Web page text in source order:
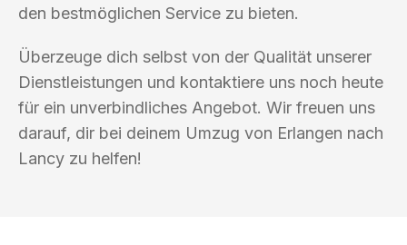
den bestmöglichen Service zu bieten.
Überzeuge dich selbst von der Qualität unserer
Dienstleistungen und kontaktiere uns noch heute
für ein unverbindliches Angebot. Wir freuen uns
darauf, dir bei deinem Umzug von Erlangen nach
Lancy zu helfen!